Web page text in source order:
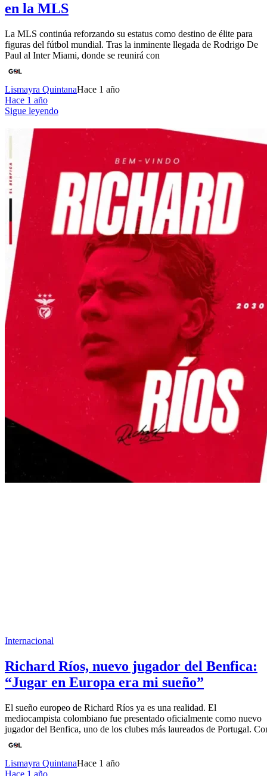
en la MLS
La MLS continúa reforzando su estatus como destino de élite para
figuras del fútbol mundial. Tras la inminente llegada de Rodrigo De
Paul al Inter Miami, donde se reunirá con
Lismayra QuintanaHace 1 año
Hace 1 año
Sigue leyendo
Internacional
Richard Ríos, nuevo jugador del Benfica:
“Jugar en Europa era mi sueño”
El sueño europeo de Richard Ríos ya es una realidad. El
mediocampista colombiano fue presentado oficialmente como nuevo
jugador del Benfica, uno de los clubes más laureados de Portugal.
Lismayra QuintanaHace 1 año
Hace 1 año